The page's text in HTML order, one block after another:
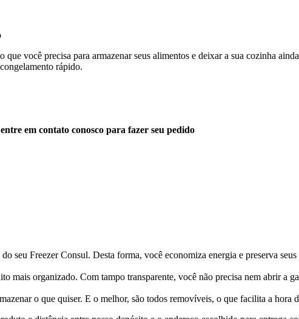
você precisa para armazenar seus alimentos e deixar a sua cozinha
rápido.
em contato conosco para fazer seu pedido
seu Freezer Consul. Desta forma, você economiza energia e preserva
mais organizado. Com tampo transparente, você não precisa nem abrir a
o que quiser. E o melhor, são todos removíveis, o que facilita a hora